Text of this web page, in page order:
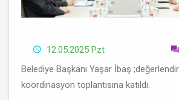
12.05.2025 Pzt
Belediye Başkanı Yaşar İbaş
koordinasyon toplantısına katıldı.